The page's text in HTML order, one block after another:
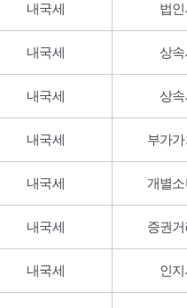
내국세 법
내국세 상속
내국세 상속
내국세 부가
내국세 개별
내국세 증권
내국세 인